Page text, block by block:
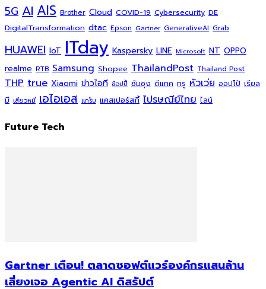
5G AI AIS Brother Cloud COVID-19 Cybersecurity DE
DigitalTransformation dtac Epson Gartner GenerativeAI Grab
HUAWEI IoT ITday Kaspersky LINE Microsoft NT OPPO
realme RTB Samsung Shopee ThailandPost Thailand Post
THP true Xiaomi ข่าวไอที ช้อปปี้ ซัมซุง ดีแทค ทรู หัวเว่ย ออปโป้ เรียล
มี เสียวหมี่ เอไอเอส แกร็บ แคสเปอร์สกี้ ไปรษณีย์ไทย ไลน์
Future Tech
Gartner เตือน! ตลาดซอฟต์แวร์องค์กรแสนล้าน
เสี่ยงเจอ Agentic AI ดิสรัปต์